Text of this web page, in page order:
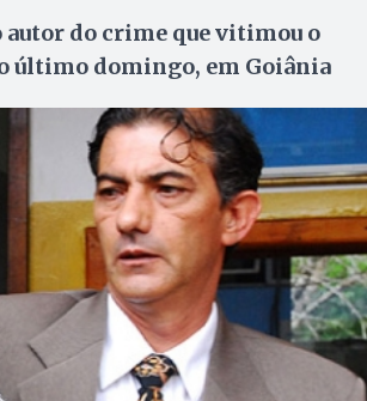
autor do crime que vitimou o
último domingo, em Goiânia